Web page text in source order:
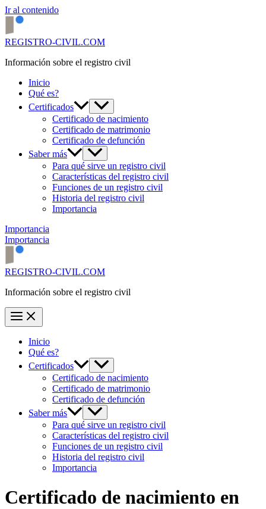
Ir al contenido
REGISTRO-CIVIL.COM
Información sobre el registro civil
Inicio
Qué es?
Certificados
Certificado de nacimiento
Certificado de matrimonio
Certificado de defunción
Saber más
Para qué sirve un registro civil
Características del registro civil
Funciones de un registro civil
Historia del registro civil
Importancia
Importancia
Importancia
REGISTRO-CIVIL.COM
Información sobre el registro civil
Inicio
Qué es?
Certificados
Certificado de nacimiento
Certificado de matrimonio
Certificado de defunción
Saber más
Para qué sirve un registro civil
Características del registro civil
Funciones de un registro civil
Historia del registro civil
Importancia
Certificado de nacimiento en